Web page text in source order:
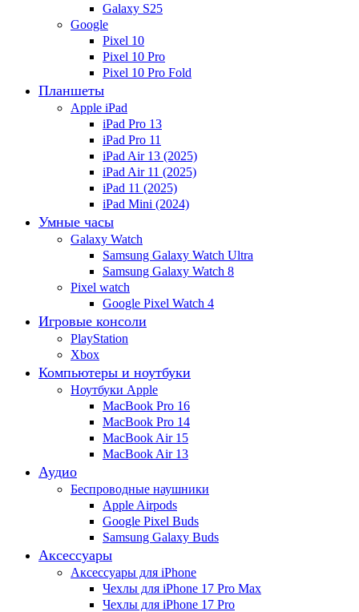
Galaxy S25
Google
Pixel 10
Pixel 10 Pro
Pixel 10 Pro Fold
Планшеты
Apple iPad
iPad Pro 13
iPad Pro 11
iPad Air 13 (2025)
iPad Air 11 (2025)
iPad 11 (2025)
iPad Mini (2024)
Умные часы
Galaxy Watch
Samsung Galaxy Watch Ultra
Samsung Galaxy Watch 8
Pixel watch
Google Pixel Watch 4
Игровые консоли
PlayStation
Xbox
Компьютеры и ноутбуки
Ноутбуки Apple
MacBook Pro 16
MacBook Pro 14
MacBook Air 15
MacBook Air 13
Аудио
Беспроводные наушники
Apple Airpods
Google Pixel Buds
Samsung Galaxy Buds
Аксессуары
Аксессуары для iPhone
Чехлы для iPhone 17 Pro Max
Чехлы для iPhone 17 Pro